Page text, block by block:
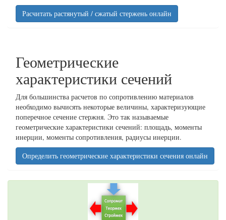
Расчитать растянутый / сжатый стержень онлайн
Геометрические
характеристики сечений
Для большинства расчетов по сопротивлению материалов
необходимо вычисять некоторые величины, характеризующие
поперечное сечение стержня. Это так называемые
геометрические характеристики сечений: площадь, моменты
инерции, моменты сопротивления, радиусы инерции.
Определить геометрические характеристики сечения онлайн